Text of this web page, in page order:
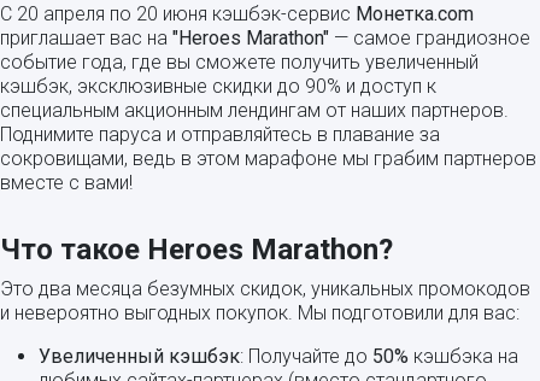
С 20 апреля по 20 июня кэшбэк-сервис Монетка.com
приглашает вас на "Heroes Marathon" — самое грандиозное
событие года, где вы сможете получить увеличенный
кэшбэк, эксклюзивные скидки до 90% и доступ к
специальным акционным лендингам от наших партнеров.
Поднимите паруса и отправляйтесь в плавание за
сокровищами, ведь в этом марафоне мы грабим партнеров
вместе с вами!
Что такое Heroes Marathon?
Это два месяца безумных скидок, уникальных промокодов
и невероятно выгодных покупок. Мы подготовили для вас:
Увеличенный кэшбэк: Получайте до 50% кэшбэка на